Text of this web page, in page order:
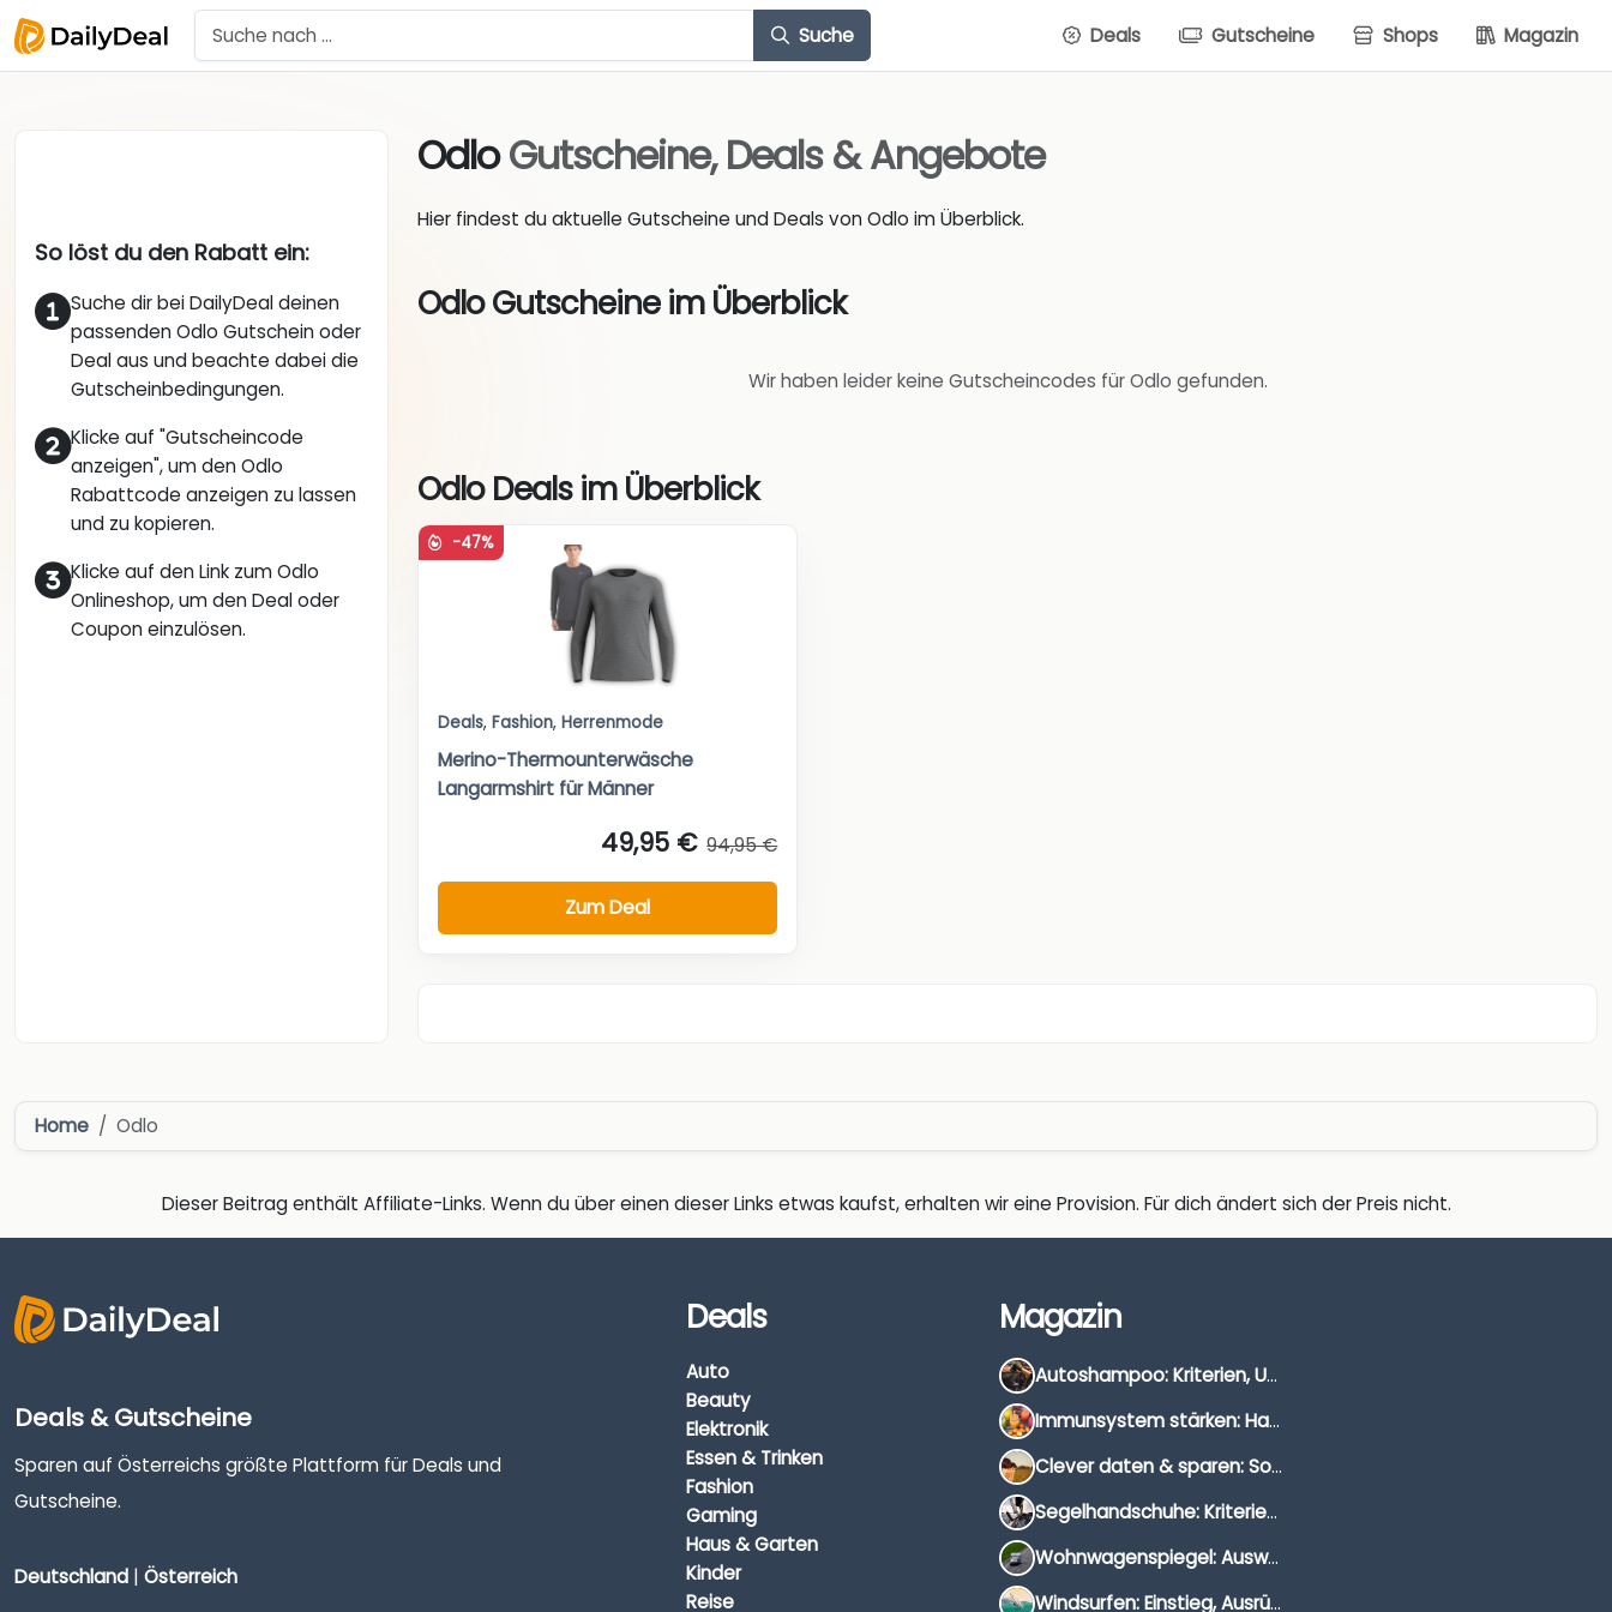
Suche Deals Gutscheine Shops Magazin
So löst du den Rabatt ein:
Suche dir bei DailyDeal deinen
passenden Odlo Gutschein oder
Deal aus und beachte dabei die
Gutscheinbedingungen.
Klicke auf "Gutscheincode
anzeigen", um den Odlo
Rabattcode anzeigen zu lassen
und zu kopieren.
Klicke auf den Link zum Odlo
Onlineshop, um den Deal oder
Coupon einzulösen.
OdloGutscheine, Deals & Angebote
Hier findest du aktuelle Gutscheine und Deals von Odlo im Überblick.
Odlo Gutscheine im Überblick
Wir haben leider keine Gutscheincodes für Odlo gefunden.
Odlo Deals im Überblick
-47%
Deals, Fashion, Herrenmode
Merino-Thermounterwäsche
Langarmshirt für Männer
49,95 € 94,95 €
Zum Deal
Home Odlo
Dieser Beitrag enthält Affiliate-Links. Wenn du über einen dieser Links etwas kaufst, erhalten wir eine Provision. Für dich ändert sich der Preis nicht.
Deals & Gutscheine
Sparen auf Österreichs größte Plattform für Deals und
Gutscheine.
Deutschland | Österreich
Deals
Auto
Beauty
Elektronik
Essen & Trinken
Fashion
Gaming
Haus & Garten
Kinder
Reise
Magazin
Autoshampoo: Kriterien, Unterschiede & Anwendung
Immunsystem stärken: Hausmittel, Vitamine & Wissenswertes
Clever daten & sparen: So findest du die besten Deals für Dates und Unternehmungen
Segelhandschuhe: Kriterien, Materialien & Tipps
Wohnwagenspiegel: Auswahl, Preise & Montage
Windsurfen: Einstieg, Ausrüstung & Tipps